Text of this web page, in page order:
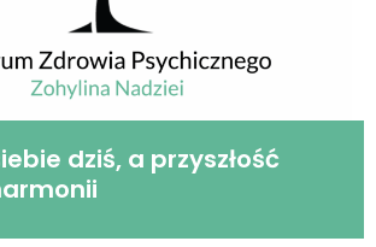
dziś, a przyszłość